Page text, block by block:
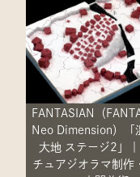
FANTASIAN（
Neo Dimension）「
大地 ステージ2」
チュアジオラマ制作